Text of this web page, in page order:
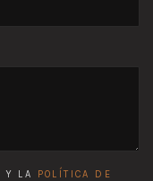
Y LA
POLÍTICA DE